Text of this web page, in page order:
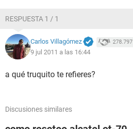
RESPUESTA 1 / 1
Carlos Villagómez 278.797
9 jul 2011 a las 16:44
a qué truquito te refieres?
Discusiones similares